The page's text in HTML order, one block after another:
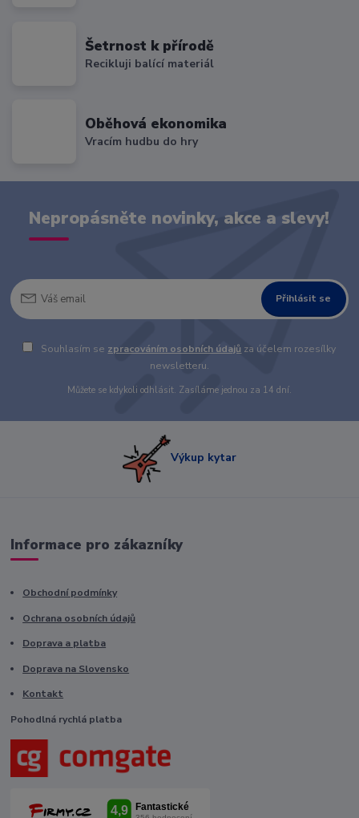
Šetrnost k přírodě
Recikluji balící materiál
Oběhová ekonomika
Vracím hudbu do hry
Nepropásněte novinky, akce a slevy!
Přihlásit se
Souhlasím se zpracováním osobních údajů za účelem rozesílky
newsletteru.
Můžete se kdykoli odhlásit. Zasíláme jednou za 14 dní.
Výkup kytar
Informace pro zákazníky
Obchodní podmínky
Ochrana osobních údajů
Doprava a platba
Doprava na Slovensko
Kontakt
Pohodlná rychlá platba